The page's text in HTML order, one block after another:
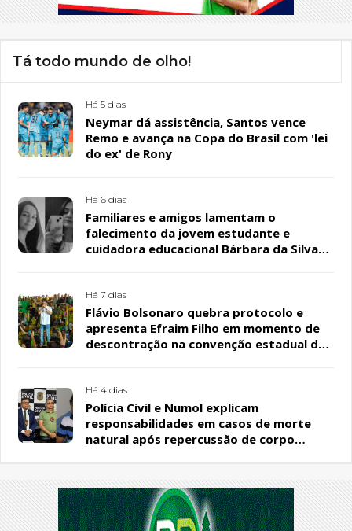
Tá todo mundo de olho!
Há 5 dias
Neymar dá assistência, Santos vence
Remo e avança na Copa do Brasil com 'lei
do ex' de Rony
Há 6 dias
Familiares e amigos lamentam o
falecimento da jovem estudante e
cuidadora educacional Bárbara da Silva
Há 7 dias
Flávio Bolsonaro quebra protocolo e
apresenta Efraim Filho em momento de
descontração na convenção estadual do
Há 4 dias
Polícia Civil e Numol explicam
responsabilidades em casos de morte
natural após repercussão de corpo